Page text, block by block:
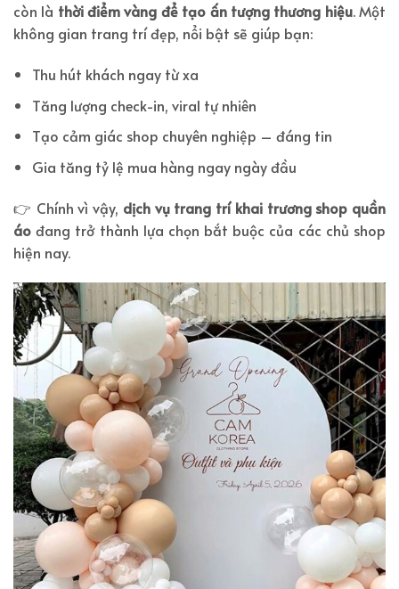
còn là thời điểm vàng để tạo ấn tượng thương hiệu. Một
không gian trang trí đẹp, nổi bật sẽ giúp bạn:
Thu hút khách ngay từ xa
Tăng lượng check-in, viral tự nhiên
Tạo cảm giác shop chuyên nghiệp – đáng tin
Gia tăng tỷ lệ mua hàng ngay ngày đầu
👉 Chính vì vậy, dịch vụ trang trí khai trương shop quần
áo đang trở thành lựa chọn bắt buộc của các chủ shop
hiện nay.